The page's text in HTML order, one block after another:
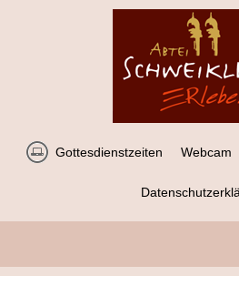
Gottesdienstzeiten Webcam